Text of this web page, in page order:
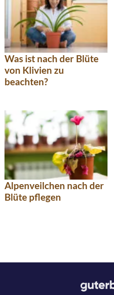
Was ist nach der Blüte
von Klivien zu
beachten?
Alpenveilchen nach der
Blüte pflegen